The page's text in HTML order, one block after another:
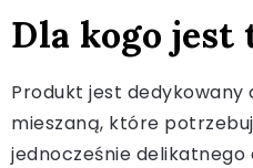
Dla kogo
Produkt jest dedykowany
mieszaną, które
jednocześnie delikatnego